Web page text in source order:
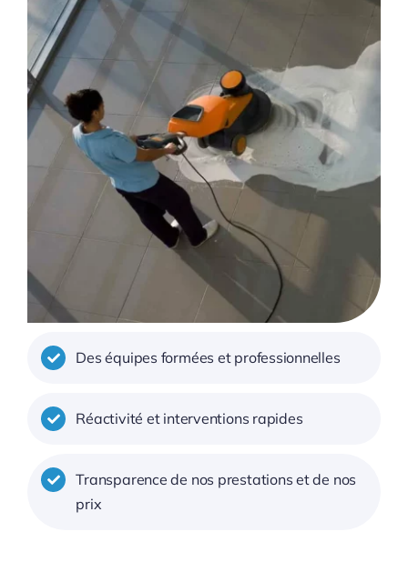
Des équipes formées et professionnelles
Réactivité et interventions rapides
Transparence de nos prestations et de nos
prix